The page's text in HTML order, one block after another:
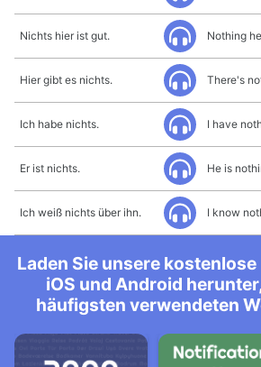
Nichts hier ist gut. Nothing
Hier gibt es nichts. There's
Ich habe nichts. I have
Er ist nichts. He is
Ich weiß nichts über ihn. I know
Laden Sie unsere
iOS und Android
häufigsten verwendeten